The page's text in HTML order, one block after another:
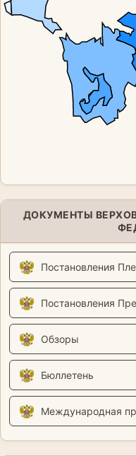
ДОКУМЕНТЫ
Постановления
Постановления
Обзоры
Бюллетень
Международная